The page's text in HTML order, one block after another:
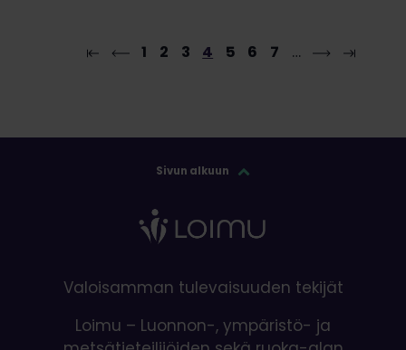
1 2 3 4 5 6 7 …
Sivun alkuun
Valoisamman tulevaisuuden tekijät
Loimu – Luonnon-, ympäristö- ja